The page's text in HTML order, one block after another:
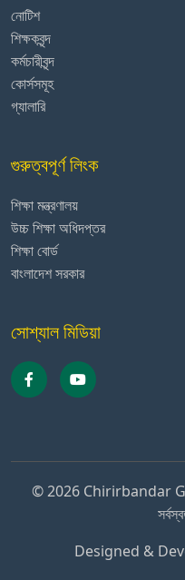
নোটিশ
শিক্ষকবৃন্দ
কর্মচারীবৃন্দ
কোর্সসমূহ
গ্যালারি
গুরুত্বপূর্ণ লিংক
শিক্ষা মন্ত্রণালয়
উচ্চ শিক্ষা অধিদপ্তর
শিক্ষা বোর্ড
বাংলাদেশ সরকার
সোশ্যাল মিডিয়া
© 2026 Chirirbandar
Designed &